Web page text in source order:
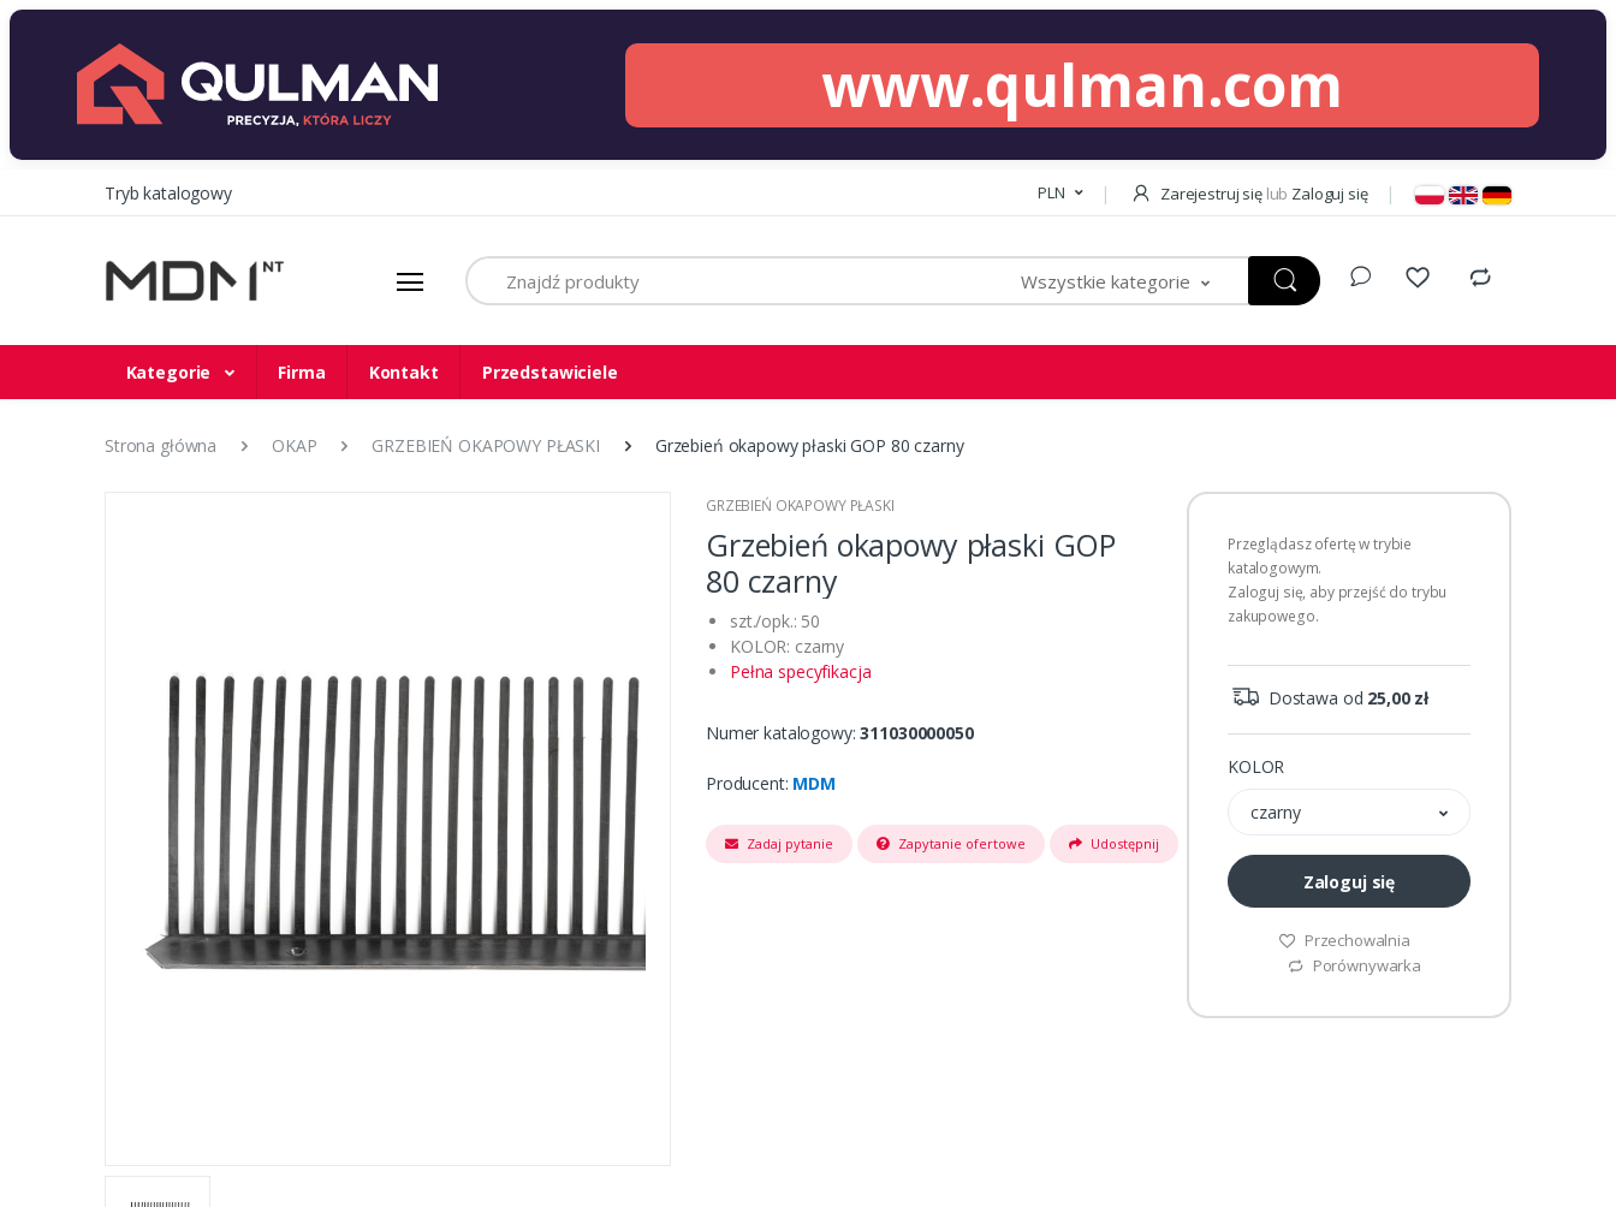
www.qulman.com
Tryb katalogowy PLN Zarejestruj się lub Zaloguj się
Szukaj
Wszystkie kategorie
Kategorie Firma Kontakt Przedstawiciele
Strona główna OKAP GRZEBIEŃ OKAPOWY PŁASKI Grzebień okapowy płaski GOP 80 czarny
GRZEBIEŃ OKAPOWY PŁASKI
Grzebień okapowy płaski GOP
80 czarny
szt./opk.: 50
KOLOR: czarny
Pełna specyfikacja
Numer katalogowy:311030000050
Producent: MDM
Zadaj pytanie Zapytanie ofertowe Udostępnij
Przeglądasz ofertę w trybie
katalogowym.
Zaloguj się, aby przejść do trybu
zakupowego.
Dostawa od 25,00 zł
KOLOR
czarny
Zaloguj się
Przechowalnia
Porównywarka